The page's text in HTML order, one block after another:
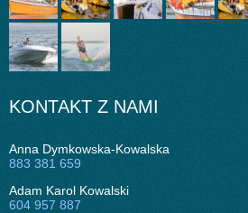
KONTAKT Z NAMI
Anna Dymkowska-Kowalska
883 381 659
Adam Karol Kowalski
604 957 887